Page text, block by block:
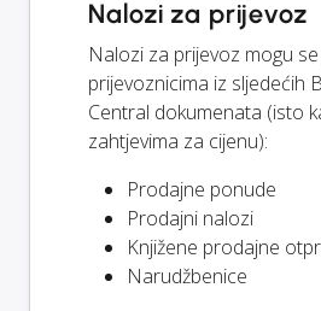
Nalozi za prijevoz
Nalozi za prijevoz mogu
prijevoznicima iz sljedećih
Central dokumenata (isto
zahtjevima za cijenu):
Prodajne ponude
Prodajni nalozi
Knjižene prodajne
Narudžbenice